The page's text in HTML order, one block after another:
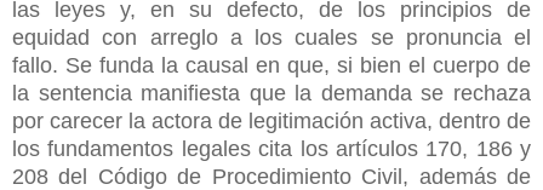
las leyes y, en su defecto, de los principios de
equidad con arreglo a los cuales se pronuncia el
fallo. Se funda la causal en que, si bien el cuerpo de
la sentencia manifiesta que la demanda se rechaza
por carecer la actora de legitimación activa, dentro de
los fundamentos legales cita los artículos 170, 186 y
208 del Código de Procedimiento Civil, además de